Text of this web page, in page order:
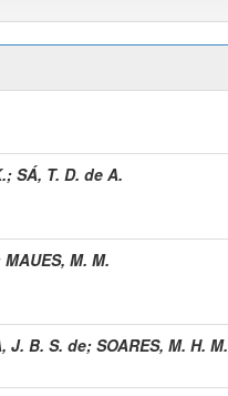
; SÁ, T. D. de A.
MAUES, M. M.
J. B. S. de; SOARES, M. H. M.